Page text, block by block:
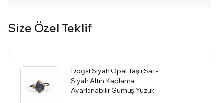
Size Özel Teklif
Doğal Siyah Opal Taşlı Sarı-
Siyah Altın Kaplama
Ayarlanabilir Gümüş Yüzük